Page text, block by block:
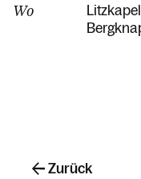
Wo
Zurück